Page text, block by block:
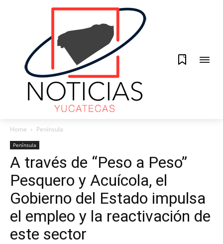
0
Home Península
Península
A través de “Peso a Peso”
Pesquero y Acuícola, el
Gobierno del Estado impulsa
el empleo y la reactivación de
este sector